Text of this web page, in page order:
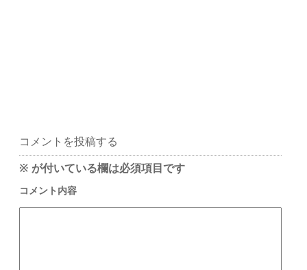
コメントを投稿する
※ が付いている欄は必須項目です